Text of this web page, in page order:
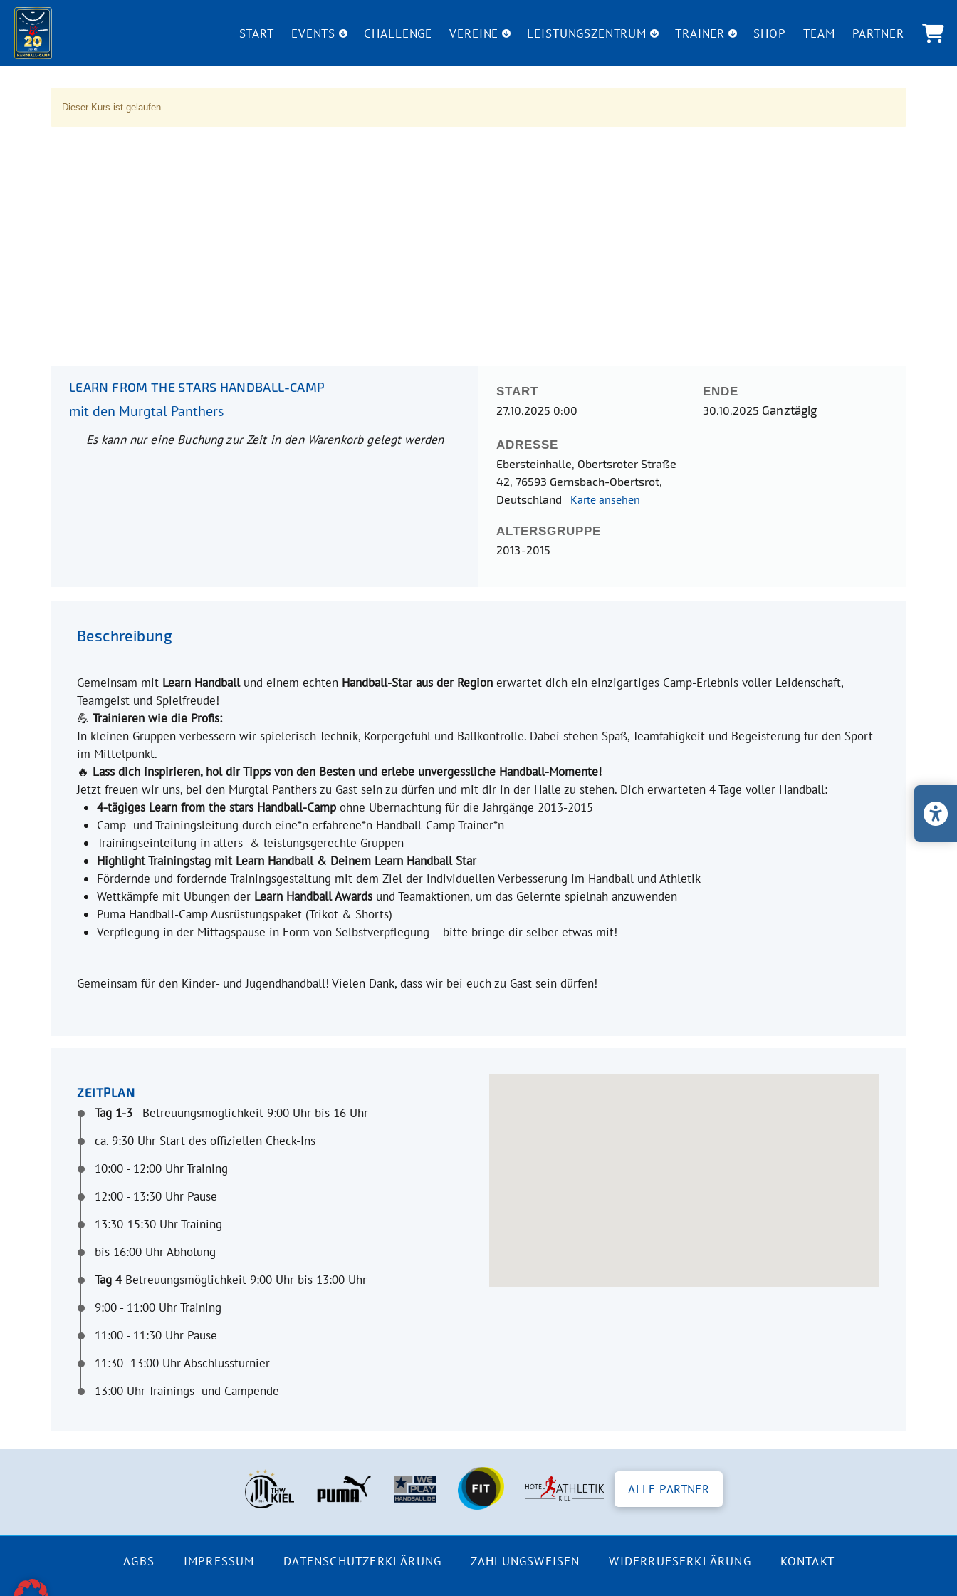
START EVENTS CHALLENGE VEREINE LEISTUNGSZENTRUM TRAINER SHOP TEAM PARTNER
Dieser Kurs ist gelaufen
LEARN FROM THE STARS HANDBALL-CAMP
mit den Murgtal Panthers
Es kann nur eine Buchung zur Zeit in den Warenkorb gelegt werden
START
27.10.2025 0:00
ENDE
30.10.2025 Ganztägig
ADRESSE
Ebersteinhalle, Obertsroter Straße
42, 76593 Gernsbach-Obertsrot,
Deutschland Karte ansehen
ALTERSGRUPPE
2013-2015
Beschreibung
Gemeinsam mit Learn Handballund einem echten Handball-Star aus der Region erwartet dich ein einzigartiges Camp-Erlebnis voller Leidenschaft,
Teamgeist und Spielfreude!
💪 Trainieren wie die Profis:
In kleinen Gruppen verbessern wir spielerisch Technik, Körpergefühl und Ballkontrolle. Dabei stehen Spaß, Teamfähigkeit und Begeisterung für den Sport
im Mittelpunkt.
🔥 Lass dich inspirieren, hol dir Tipps von den Besten und erlebe unvergessliche Handball-Momente!
Jetzt freuen wir uns, bei den Murgtal Panthers zu Gast sein zu dürfen und mit dir in der Halle zu stehen. Dich erwarteten 4 Tage voller Handball:
4-tägiges Learn from the stars Handball-Camp ohne Übernachtung für die Jahrgänge 2013-2015
Camp- und Trainingsleitung durch eine*n erfahrene*n Handball-Camp Trainer*n
Trainingseinteilung in alters- & leistungsgerechte Gruppen
Highlight Trainingstag mit Learn Handball & Deinem Learn Handball Star
Fördernde und fordernde Trainingsgestaltung mit dem Ziel der individuellen Verbesserung im Handball und Athletik
Wettkämpfe mit Übungen der Learn Handball Awards und Teamaktionen, um das Gelernte spielnah anzuwenden
Puma Handball-Camp Ausrüstungspaket (Trikot & Shorts)
Verpflegung in der Mittagspause in Form von Selbstverpflegung – bitte bringe dir selber etwas mit!
Gemeinsam für den Kinder- und Jugendhandball! Vielen Dank, dass wir bei euch zu Gast sein dürfen!
ZEITPLAN
Tag 1-3 - Betreuungsmöglichkeit 9:00 Uhr bis 16 Uhr
ca. 9:30 Uhr Start des offiziellen Check-Ins
10:00 - 12:00 Uhr Training
12:00 - 13:30 Uhr Pause
13:30-15:30 Uhr Training
bis 16:00 Uhr Abholung
Tag 4Betreuungsmöglichkeit 9:00 Uhr bis 13:00 Uhr
9:00 - 11:00 Uhr Training
11:00 - 11:30 Uhr Pause
11:30 -13:00 Uhr Abschlussturnier
13:00 Uhr Trainings- und Campende
ALLE PARTNER
AGBS IMPRESSUM DATENSCHUTZERKLÄRUNG ZAHLUNGSWEISEN WIDERRUFSERKLÄRUNG KONTAKT